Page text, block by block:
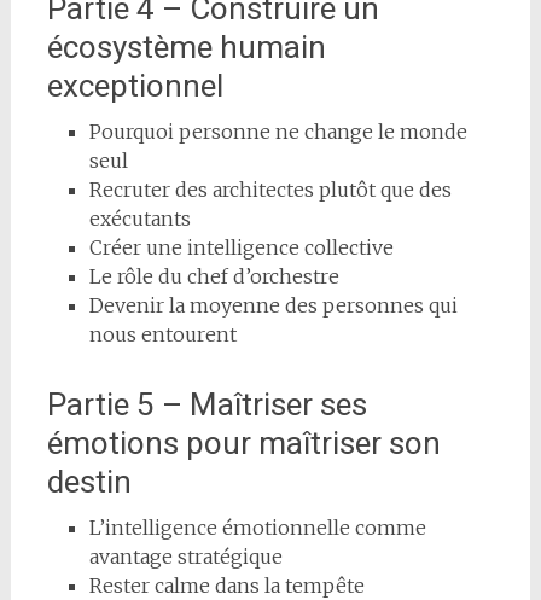
Partie 4 – Construire un
écosystème humain
exceptionnel
Pourquoi personne ne change le monde
seul
Recruter des architectes plutôt que des
exécutants
Créer une intelligence collective
Le rôle du chef d’orchestre
Devenir la moyenne des personnes qui
nous entourent
Partie 5 – Maîtriser ses
émotions pour maîtriser son
destin
L’intelligence émotionnelle comme
avantage stratégique
Rester calme dans la tempête